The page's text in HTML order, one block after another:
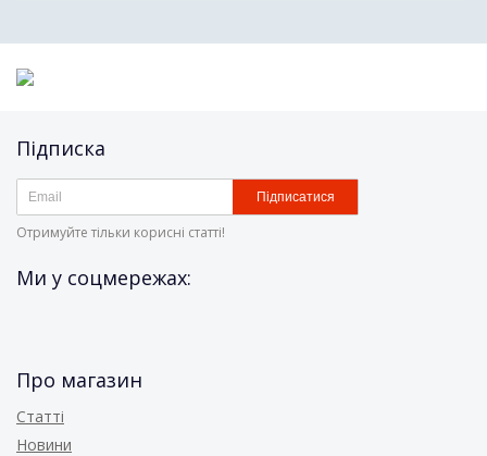
Підписка
Підписатися
Отримуйте тільки корисні статті!
Ми у соцмережах:
Про магазин
Статті
Новини